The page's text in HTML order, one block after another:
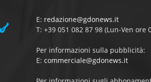
E: redazione@gdonews.it
T: +39 051 082 87 98 (Lun-Ven ore
Per informazioni sulla pubblicità:
E: commerciale@gdonews.it